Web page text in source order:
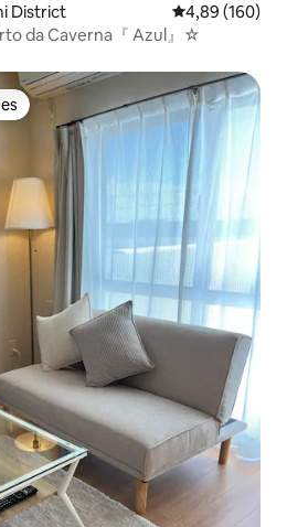
District 4,89 de uma
4,89 (160)
da Caverna『 Azul』☆
dos hóspedes